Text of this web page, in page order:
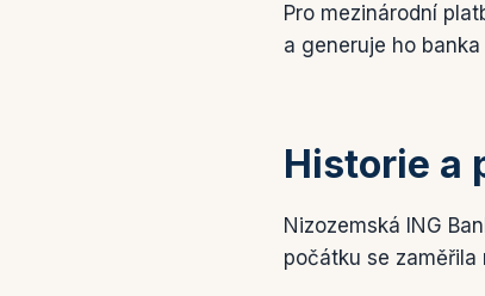
Pro mezinárodní
a generuje ho
Historie a
Nizozemská ING
počátku se